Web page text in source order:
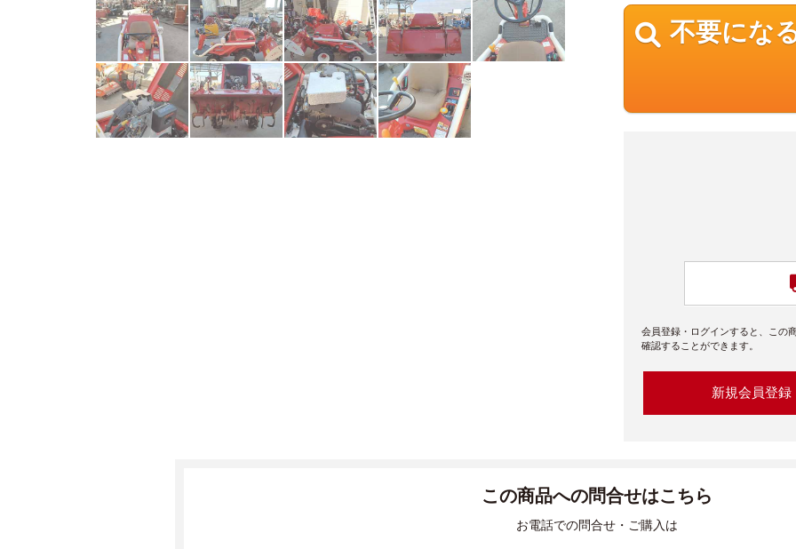
不要にな
会員登録・ログインすると、この
確認することができます。
新規会員登録
この商品への問合せはこちら
お電話での問合せ・ご購入は